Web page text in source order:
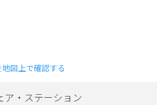
図上で確認する
ア・ステーション